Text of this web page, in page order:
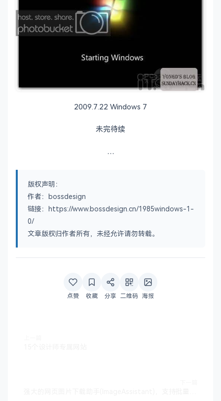
2009.7.22 Windows 7
未完待续
…
版权声明：
作者：bossdesign
链接：https://www.bossdesign.cn/1985windows-1-
0/
文章版权归作者所有，未经允许请勿转载。
点赞 收藏 分享 二维码 海报